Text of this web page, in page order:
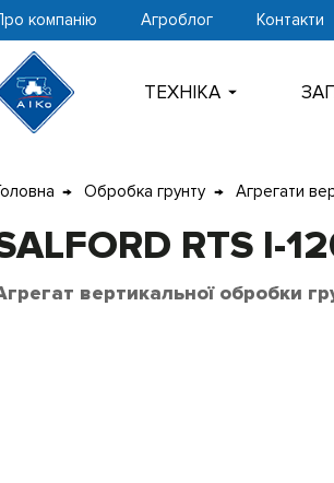
компанію Агроблог Контакти
ТЕХНIКА
Обробка грунту Агрегати
RTS I-
вертикальної обробки